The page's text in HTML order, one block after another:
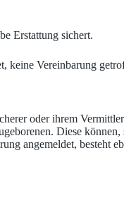
Erstattung sichert.
keine Vereinbarung
oder ihrem
Diese
angemeldet, besteht